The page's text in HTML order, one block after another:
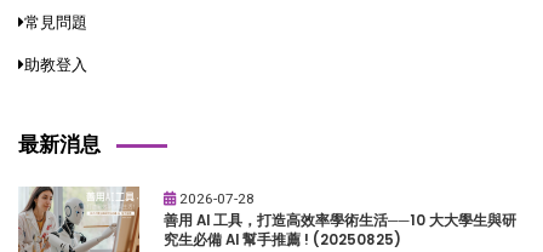
常見問題
助教登入
最新消息
2026-07-28
善用 AI 工具，打造高效率學術生活──10 大大學生與研
究生必備 AI 幫手推薦 ! (20250825)